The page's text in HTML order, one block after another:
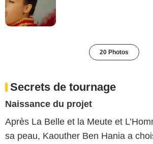
20 Photos
Secrets de tournage
Naissance du projet
Après La Belle et la Meute et
sa peau, Kaouther Ben Hania a